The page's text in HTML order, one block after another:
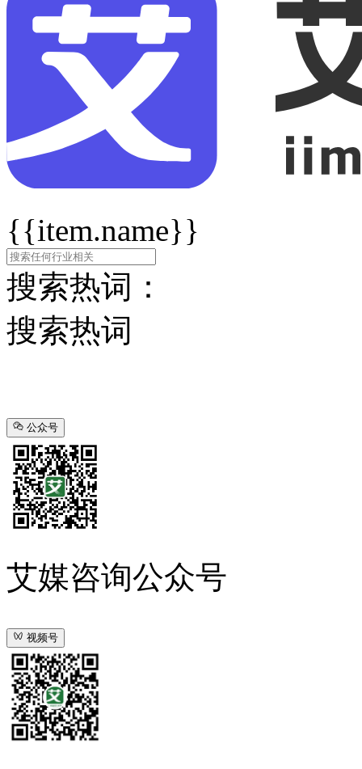
{{item.name}}
搜索热词：
搜索热词
公众号
艾媒咨询公众号
视频号